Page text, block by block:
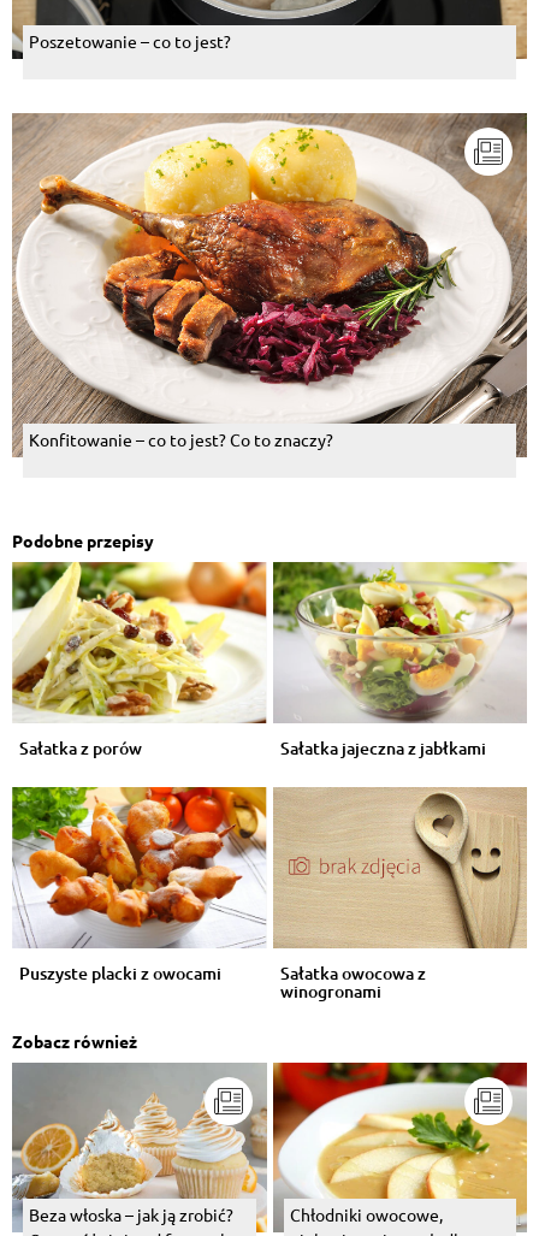
Poszetowanie – co to jest?
Konfitowanie – co to jest? Co to znaczy?
Podobne przepisy
Sałatka z porów Sałatka jajeczna z jabłkami
Puszyste placki z owocami Sałatka owocowa z
winogronami
Zobacz również
Beza włoska – jak ją zrobić?
Chłodniki owocowe,